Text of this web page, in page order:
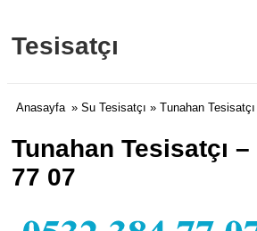
Tesisatçı
Anasayfa » Su Tesisatçı » Tunahan
Tunahan Tesisatçı
77 07